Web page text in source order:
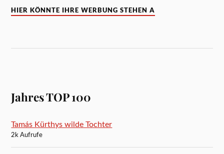
HIER KÖNNTE IHRE WERBUNG STEHEN A
Jahres TOP 100
Tamás Kürthys wilde Tochter
2k Aufrufe